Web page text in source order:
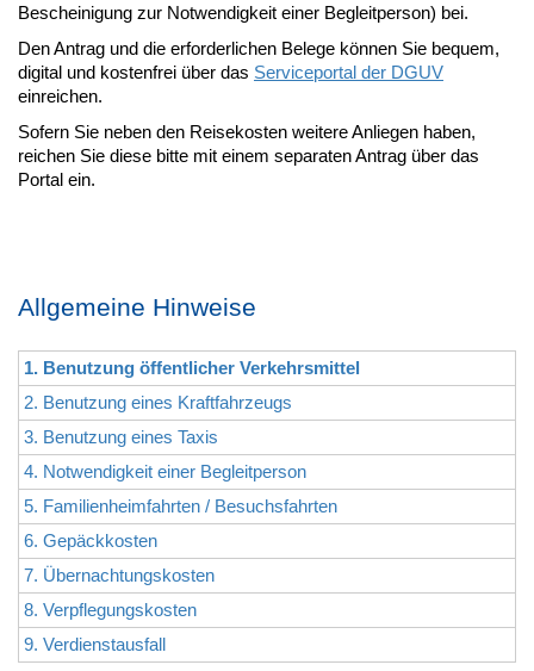
Bescheinigung zur Notwendigkeit einer Begleitperson) bei.
Den Antrag und die erforderlichen Belege können Sie bequem,
digital und kostenfrei über das Serviceportal der DGUV
einreichen.
Sofern Sie neben den Reisekosten weitere Anliegen haben,
reichen Sie diese bitte mit einem separaten Antrag über das
Portal ein.
Allgemeine Hinweise
1. Benutzung öffentlicher Verkehrsmittel
2. Benutzung eines Kraftfahrzeugs
3. Benutzung eines Taxis
4. Notwendigkeit einer Begleitperson
5. Familienheimfahrten / Besuchsfahrten
6. Gepäckkosten
7. Übernachtungskosten
8. Verpflegungskosten
9. Verdienstausfall